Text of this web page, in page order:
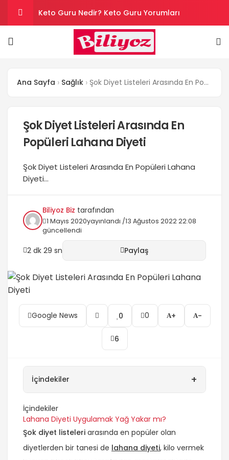
Keto Guru Nedir? Keto Guru Yorumları
Karındaki Selülitler Nasıl Gider? Göbek Selüliti
Sinoz Leke Kremi İşe Yarıyor mu? Kullanıcı
Ana Sayfa Sağlık Şok Diyet Listeleri Arasında En Popüleri Lahana Diyeti
Şok Diyet Listeleri Arasında En
Popüleri Lahana Diyeti
Şok Diyet Listeleri Arasında En Popüleri Lahana
Diyeti...
Biliyoz Biz tarafından
1 Mayıs 2020yayınlandı /13 Ağustos 2022 22:08
güncellendi
2 dk 29 sn Paylaş
Google News 0 0 + -
6
İçindekiler +
İçindekiler
Lahana Diyeti Uygulamak Yağ Yakar mı?
Şok diyet listeleri arasında en popüler olan
diyetlerden bir tanesi de lahana diyeti, kilo vermek